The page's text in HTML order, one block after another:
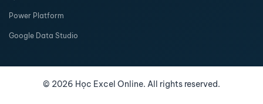
Power Platform
Google Data Studio
© 2026 Học Excel Online. All rights reserved.